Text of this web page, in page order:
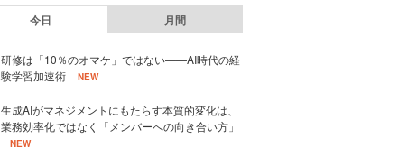
今日 月間
研修は「10％のオマケ」ではない——AI時代の経
験学習加速術
NEW
生成AIがマネジメントにもたらす本質的変化は、
業務効率化ではなく「メンバーへの向き合い方」
NEW